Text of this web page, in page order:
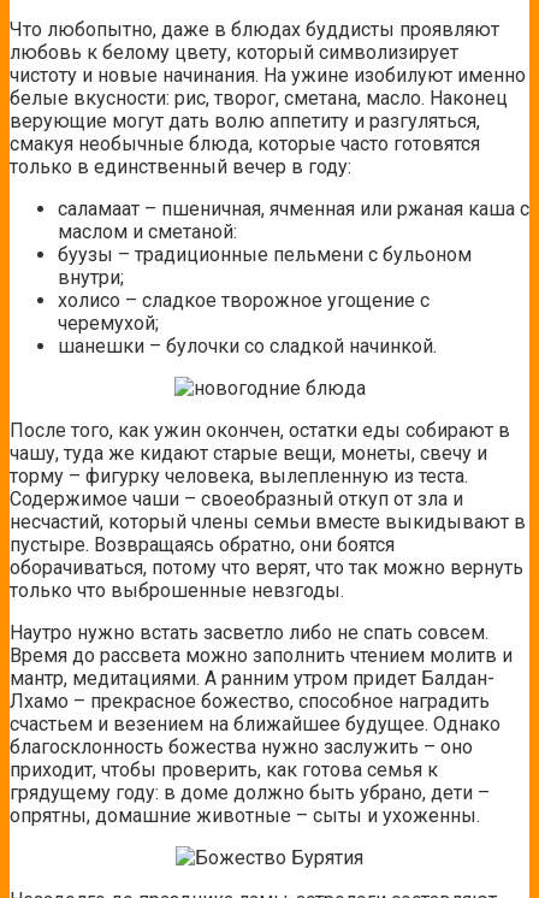
Что любопытно, даже в блюдах буддисты проявляют
любовь к белому цвету, который символизирует
чистоту и новые начинания. На ужине изобилуют именно
белые вкусности: рис, творог, сметана, масло. Наконец
верующие могут дать волю аппетиту и разгуляться,
смакуя необычные блюда, которые часто готовятся
только в единственный вечер в году:
саламаат – пшеничная, ячменная или ржаная каша с
маслом и сметаной:
буузы – традиционные пельмени с бульоном
внутри;
холисо – сладкое творожное угощение с
черемухой;
шанешки – булочки со сладкой начинкой.
После того, как ужин окончен, остатки еды собирают в
чашу, туда же кидают старые вещи, монеты, свечу и
торму – фигурку человека, вылепленную из теста.
Содержимое чаши – своеобразный откуп от зла и
несчастий, который члены семьи вместе выкидывают в
пустыре. Возвращаясь обратно, они боятся
оборачиваться, потому что верят, что так можно вернуть
только что выброшенные невзгоды.
Наутро нужно встать засветло либо не спать совсем.
Время до рассвета можно заполнить чтением молитв и
мантр, медитациями. А ранним утром придет Балдан-
Лхамо – прекрасное божество, способное наградить
счастьем и везением на ближайшее будущее. Однако
благосклонность божества нужно заслужить – оно
приходит, чтобы проверить, как готова семья к
грядущему году: в доме должно быть убрано, дети –
опрятны, домашние животные – сыты и ухоженны.